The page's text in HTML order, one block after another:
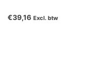
€39,16 Excl. btw